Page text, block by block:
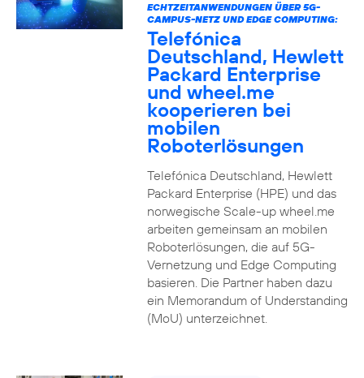
ECHTZEITANWENDUNGEN ÜBER 5G-
CAMPUS-NETZ UND EDGE COMPUTING:
Telefónica
Deutschland, Hewlett
Packard Enterprise
und wheel.me
kooperieren bei
mobilen
Roboterlösungen
Telefónica Deutschland, Hewlett
Packard Enterprise (HPE) und das
norwegische Scale-up wheel.me
arbeiten gemeinsam an mobilen
Roboterlösungen, die auf 5G-
Vernetzung und Edge Computing
basieren. Die Partner haben dazu
ein Memorandum of Understanding
(MoU) unterzeichnet.